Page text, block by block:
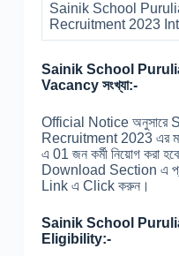
Sainik School
Recruitment 2023
Sainik School
Vacancy সংখ্যা:-
Official Notice
Recruitment 2023 এর
এ 01 জন কর্মী নিয়োগ করা
Download Section এ
Link এ Click করুন।
Sainik School
Eligibility:-